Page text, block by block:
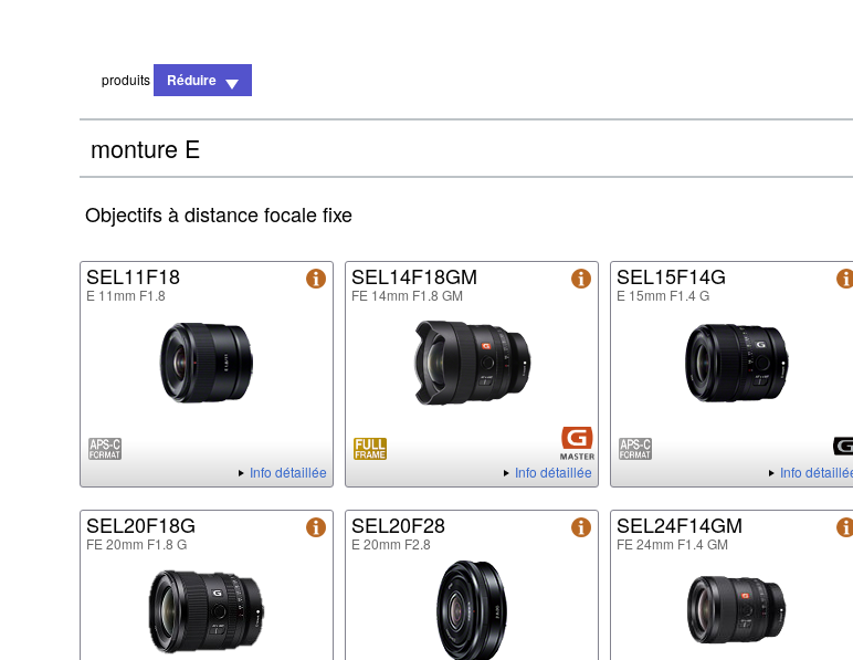
produits Réduire
monture E
Objectifs à distance focale fixe
SEL11F18
E 11mm F1.8
Info détaillée
SEL14F18GM
FE 14mm F1.8 GM
Info détaillée
SEL15F14G
E 15mm F1.4 G
Info
SEL20F18G
FE 20mm F1.8 G
SEL20F28
E 20mm F2.8
SEL24F14GM
FE 24mm F1.4 GM